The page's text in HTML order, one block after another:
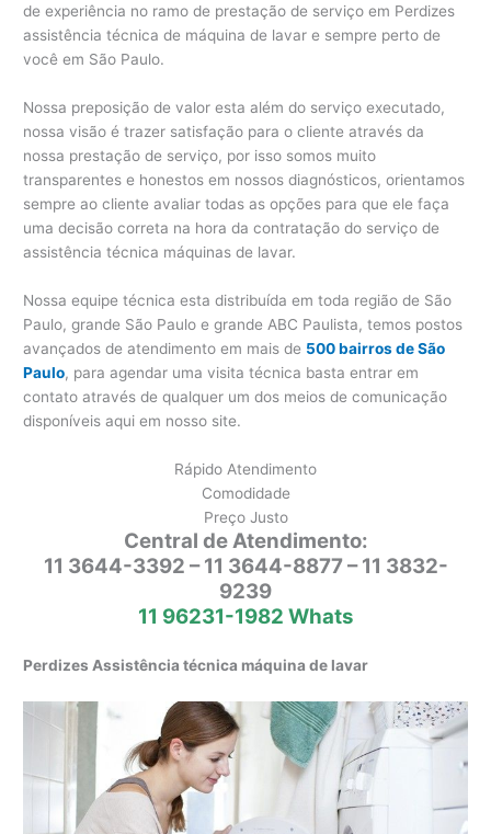
de experiência no ramo de prestação de serviço em Perdizes
assistência técnica de máquina de lavar e sempre perto de
você em São Paulo.
Nossa preposição de valor esta além do serviço executado,
nossa visão é trazer satisfação para o cliente através da
nossa prestação de serviço, por isso somos muito
transparentes e honestos em nossos diagnósticos, orientamos
sempre ao cliente avaliar todas as opções para que ele faça
uma decisão correta na hora da contratação do serviço de
assistência técnica máquinas de lavar.
Nossa equipe técnica esta distribuída em toda região de São
Paulo, grande São Paulo e grande ABC Paulista, temos postos
avançados de atendimento em mais de 500 bairros de São
Paulo, para agendar uma visita técnica basta entrar em
contato através de qualquer um dos meios de comunicação
disponíveis aqui em nosso site.
Rápido Atendimento
Comodidade
Preço Justo
Central de Atendimento:
11 3644-3392 – 11 3644-8877 – 11 3832-
9239
11 96231-1982 Whats
Perdizes Assistência técnica máquina de lavar